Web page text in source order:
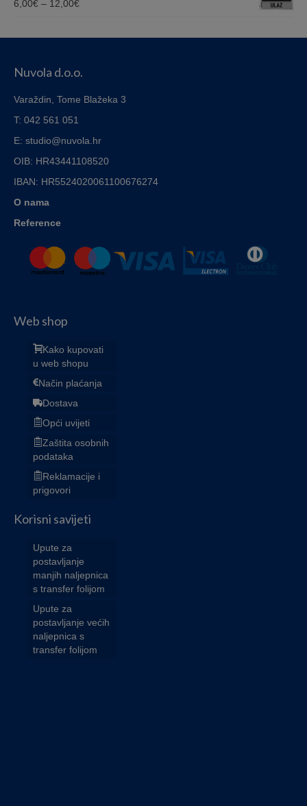
8,00€
6,00€ – 12,00€Price
Nuvola d.o.o.
Varaždin, Tome Blažeka 3
T: 042 561 051
E: studio@nuvola.hr
OIB: HR43441108520
IBAN: HR5524020061100676274
O nama
Reference
Web shop
Kako kupovati
u web shopu
Način plaćanja
Dostava
Opći uvijeti
Zaštita osobnih
podataka
Reklamacije i
prigovori
Korisni savijeti
Upute za
postavljanje
manjih naljepnica
s transfer folijom
Upute za
postavljanje većih
naljepnica s
transfer folijom